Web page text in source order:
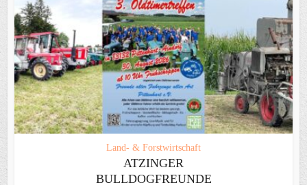
Land- & Forstwirtschaft
ATZINGER
BULLDOGFREUNDE